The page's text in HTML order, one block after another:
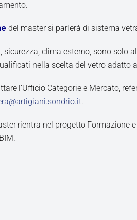
del master si parlerà di sistema
sicurezza, clima esterno, sono solo
nella scelta del vetro adatto
l’Ufficio Categorie e Mercato,
.
rientra nel progetto Formazione